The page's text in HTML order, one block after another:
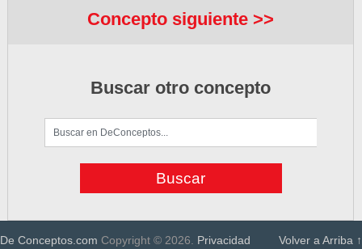
Concepto siguiente >>
Buscar otro concepto
De Conceptos.com Copyright © 2026. Privacidad Volver a Arriba ↑